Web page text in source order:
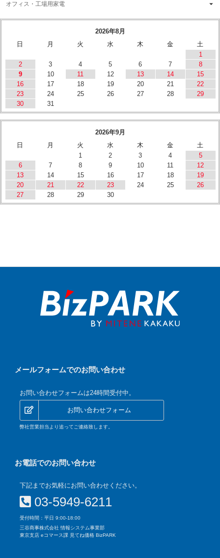
オフィス・工場用家電
2026年8月
日
月 火 水 木 金
土
1
2
3 4 5 6 7
8
9
10 11 12 13 14
15
16
17 18 19 20 21
22
23
24 25 26 27 28
29
30
31
2026年9月
日
月 火 水 木 金
土
1
2 3 4
5
6
7 8 9 10 11
12
13
14 15 16 17 18
19
20
21 22 23 24 25
26
27
28 29 30
メールフォームでのお問い合わせ
お問い合わせフォームは24時間受付中。
お問い合わせフォーム
弊社営業担当より追ってご連絡致します。
お電話でのお問い合わせ
下記までお気軽にお問い合わせください。
03-5949-6211
受付時間：平日 9:00-18:00
三谷商事株式会社 情報システム事業部
東京支店 eコマース課 見てね価格 BizPARK